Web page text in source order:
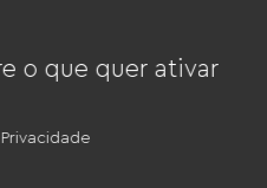
o que quer ativar